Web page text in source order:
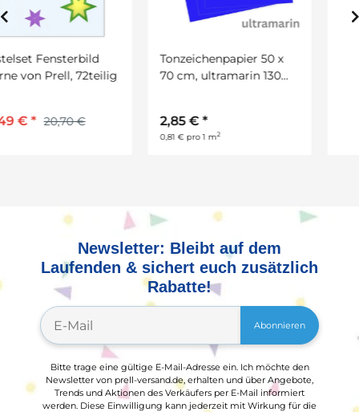
Tonzeichenpapier 50 x
70 cm, ultramarin 130
2,85 €
Tonzeichenpapier, 50 x
70 cm 130 g/qm,
Newsletter: Bleibt auf dem
Laufenden & sichert euch zusätzlich
Rabatte!
Abonnieren
Bitte trage eine gültige E-Mail-Adresse ein. Ich möchte den
Newsletter von prell-versand.de, erhalten und über Angebote,
Trends und Aktionen des Verkäufers per E-Mail informiert
werden. Diese Einwilligung kann jederzeit mit Wirkung für die